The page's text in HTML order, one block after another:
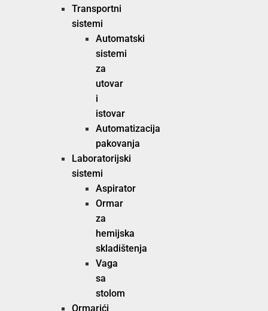
Transportni
sistemi
Automatski
sistemi
za
utovar
i
istovar
Automatizacija
pakovanja
Laboratorijski
sistemi
Aspirator
Ormar
za
hemijska
skladištenja
Vaga
sa
stolom
Ormarići